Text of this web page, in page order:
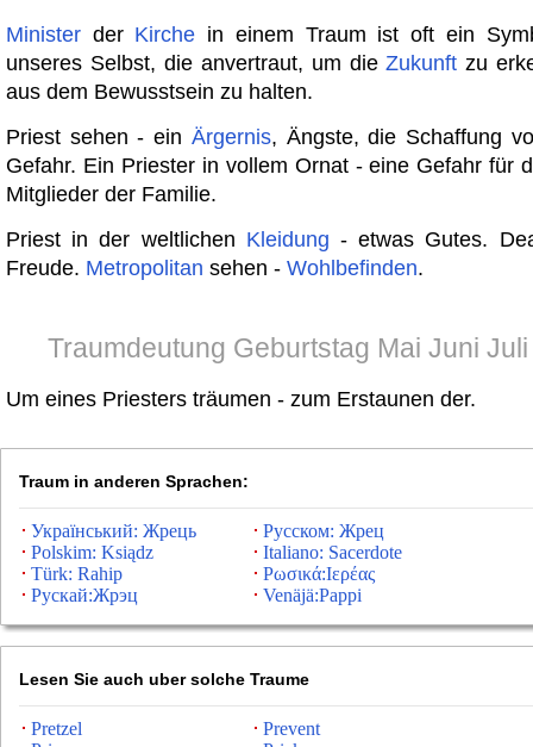
Minister der Kirche in einem Traum ist oft ein
unseres Selbst, die anvertraut, um dieZukunft zu
aus dem Bewusstsein zu halten.
Priest sehen - ein Ärgernis, Ängste, die Schaffung
Gefahr. Ein Priester in vollem Ornat - eine Gefahr für
Mitglieder der Familie.
Priest in der weltlichen Kleidung - etwas Gutes.
Freude. Metropolitan sehen - Wohlbefinden.
Traumdeutung Geburtstag Mai Juni
Um eines Priesters träumen - zum Erstaunen der.
Traum in anderen Sprachen:
Український: Жрець
Русском: Жрец
Polskim: Ksiądz
Italiano: Sacerdote
Türk: Rahip
Ρωσικά:Ιερέας
Рускай:Жрэц
Venäjä:Pappi
Lesen Sie auch uber solche Traume
Pretzel
Prevent